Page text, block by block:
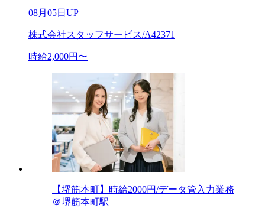
08月05日UP
株式会社スタッフサービス/A42371
時給2,000円〜
【堺筋本町】時給2000円/データ管入力業務
＠堺筋本町駅